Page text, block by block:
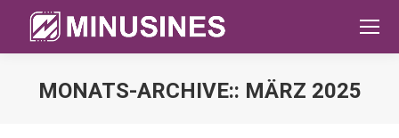
MONATS-ARCHIVE:: MÄRZ 2025